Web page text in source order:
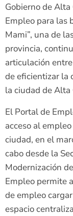
Gobierno de
Empleo para las
Mami”, una de
provincia,
articulación
de eficientizar la
la ciudad de Alta
El Portal de
acceso al
ciudad, en el
cabo desde la
Modernización
Empleo permite
de empleo
espacio